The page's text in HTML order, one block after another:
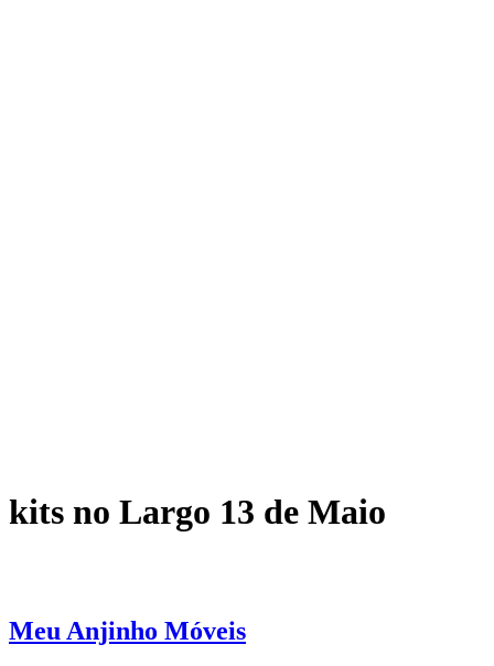
kits no Largo 13 de Maio
Meu Anjinho Móveis